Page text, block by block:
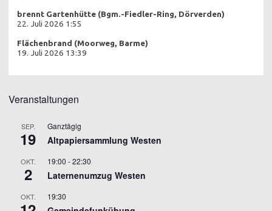
brennt Gartenhütte (Bgm.-Fiedler-Ring, Dörverden)
22. Juli 2026 1:55
Flächenbrand (Moorweg, Barme)
19. Juli 2026 13:39
Veranstaltungen
SEP.
19
Ganztägig
Altpapiersammlung Westen
OKT.
2
19:00 -22:30
Laternenumzug Westen
OKT. 19:30